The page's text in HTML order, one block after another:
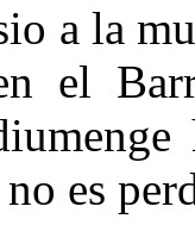
a la
el
es